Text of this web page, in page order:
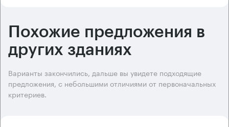
Похожие предложения в
других зданиях
Варианты закончились, дальше вы увидете подходящие
предложения, с небольшими отличиями от первоначальных
критериев.